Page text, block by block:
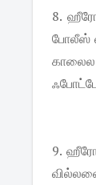
8.
போலீஸ்
9.